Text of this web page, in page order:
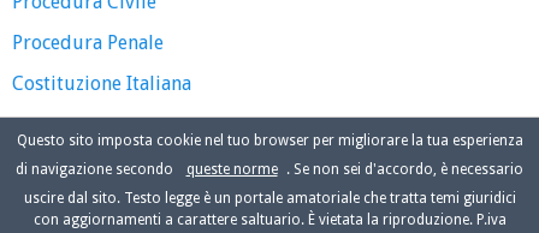
Procedura Penale
Costituzione Italiana
Questo sito imposta cookie nel tuo browser per migliorare la tua esperienza
di navigazione secondo
queste norme
. Se non sei d'accordo, è necessario
uscire dal sito. Testo legge è un portale amatoriale che tratta temi giuridici
con aggiornamenti a carattere saltuario. È vietata la riproduzione. P.iva